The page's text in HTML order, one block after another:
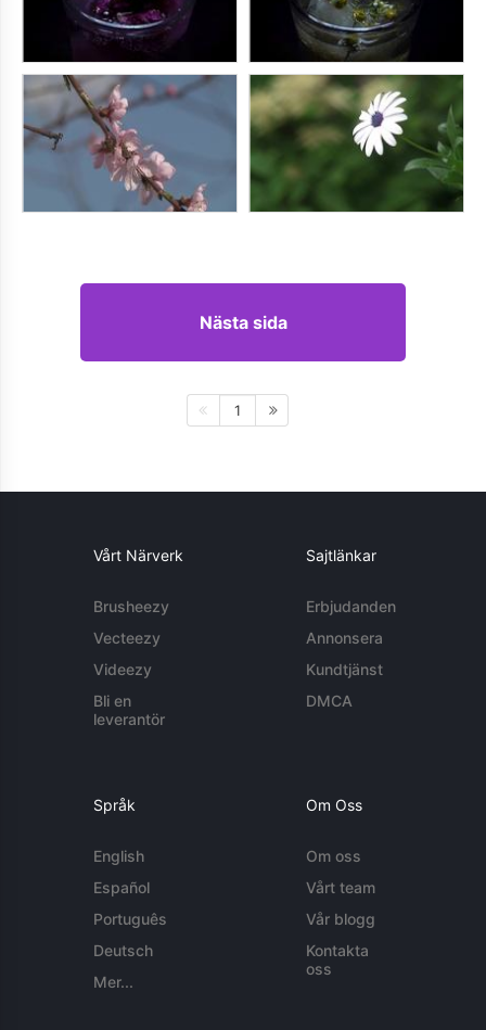
Nästa sida
1
Vårt Närverk
Brusheezy
Vecteezy
Videezy
Bli en
leverantör
Sajtlänkar
Erbjudanden
Annonsera
Kundtjänst
DMCA
Språk
English
Español
Português
Deutsch
Mer...
Om Oss
Om oss
Vårt team
Vår blogg
Kontakta
oss